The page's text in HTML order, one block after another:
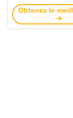
professionnel
d'Esign
Obtenez le